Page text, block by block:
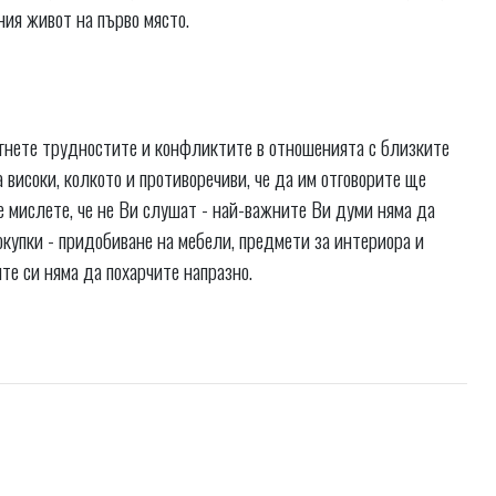
живот на първо място.
трудностите и конфликтите в отношенията с близките
колкото и противоречиви, че да им отговорите ще
мислете, че не Ви слушат - най-важните Ви думи няма да
- придобиване на мебели, предмети за интериора и
си няма да похарчите напразно.